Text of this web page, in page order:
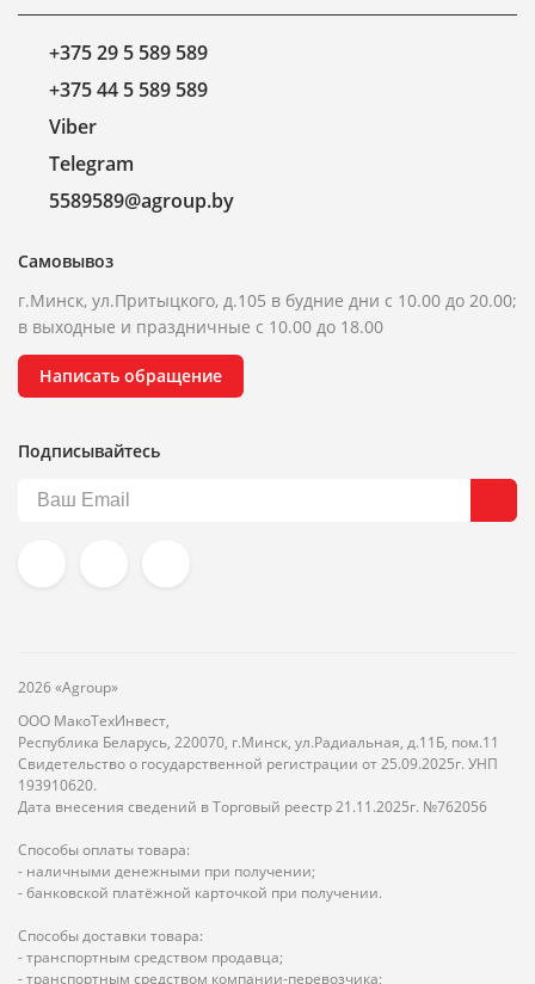
+375 29 5 589 589
+375 44 5 589 589
Viber
Telegram
5589589@agroup.by
Самовывоз
г.Минск, ул.Притыцкого, д.105 в будние дни с 10.00 до 20.00;
в выходные и праздничные с 10.00 до 18.00
Написать обращение
Подписывайтесь
2026 «Agroup»
ООО МакоТехИнвест,
Республика Беларусь, 220070, г.Минск, ул.Радиальная, д.11Б, пом.11
Свидетельство о государственной регистрации от 25.09.2025г. УНП
193910620.
Дата внесения сведений в Торговый реестр 21.11.2025г. №762056
Способы оплаты товара:
- наличными денежными при получении;
- банковской платёжной карточкой при получении.
Способы доставки товара:
- транспортным средством продавца;
- транспортным средством компании-перевозчика;